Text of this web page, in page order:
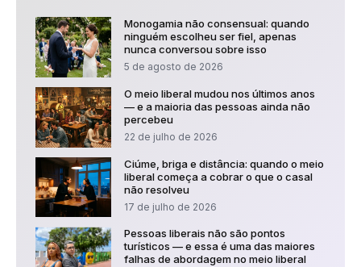
Monogamia não consensual: quando
ninguém escolheu ser fiel, apenas
nunca conversou sobre isso
5 de agosto de 2026
O meio liberal mudou nos últimos anos
— e a maioria das pessoas ainda não
percebeu
22 de julho de 2026
Ciúme, briga e distância: quando o meio
liberal começa a cobrar o que o casal
não resolveu
17 de julho de 2026
Pessoas liberais não são pontos
turísticos — e essa é uma das maiores
falhas de abordagem no meio liberal